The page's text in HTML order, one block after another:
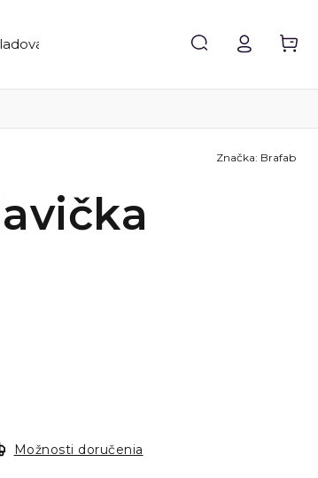
Predávané
Značka: Brafab
Možnosti doručenia